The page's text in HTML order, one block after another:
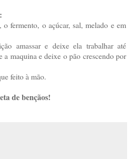
o fermento, o açúcar, sal, melado e em
amassar e deixe ela trabalhar até
a maquina e deixe o pão crescendo por
feito à mão.
de bençãos!